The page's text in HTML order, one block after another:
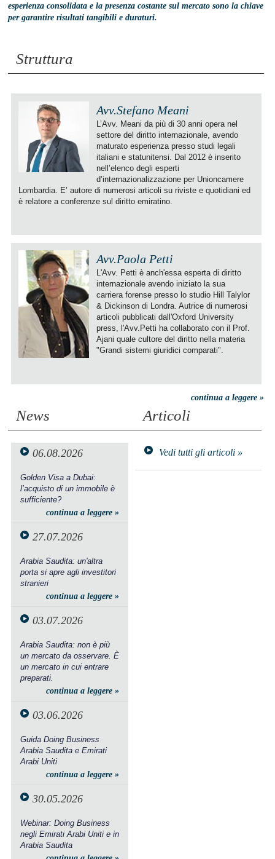
esperienza consolidata e la presenza costante sul mercato sono la chiave
per garantire risultati tangibili e duraturi.
Struttura
Avv.Stefano Meani
L’Avv. Meani da più di 30 anni opera nel
settore del diritto internazionale, avendo
maturato esperienza presso studi legali
italiani e statunitensi. Dal 2012 è inserito
nell’elenco degli esperti
d’internazionalizzazione per Unioncamere
Lombardia. E’ autore di numerosi articoli su riviste e quotidiani ed
è relatore a conferenze sul diritto emiratino.
Avv.Paola Petti
L'Avv. Petti è anch'essa esperta di diritto
internazionale avendo iniziato la sua
carriera forense presso lo studio Hill Talylor
& Dickinson di Londra. Autrice di numerosi
articoli pubblicati dall'Oxford University
press, l'Avv.Petti ha collaborato con il Prof.
Ajani quale cultore del diritto nella materia
"Grandi sistemi giuridici comparati".
continua a leggere »
News
06.08.2026
Golden Visa a Dubai:
l’acquisto di un immobile è
sufficiente?
continua a leggere »
27.07.2026
Arabia Saudita: un'altra
porta si apre agli investitori
stranieri
continua a leggere »
03.07.2026
Arabia Saudita: non è più
un mercato da osservare. È
un mercato in cui entrare
preparati.
continua a leggere »
03.06.2026
Guida Doing Business
Arabia Saudita e Emirati
Arabi Uniti
continua a leggere »
30.05.2026
Webinar: Doing Business
negli Emirati Arabi Uniti e in
Arabia Saudita
Articoli
Vedi tutti gli articoli »